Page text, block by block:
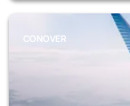
CONOVER